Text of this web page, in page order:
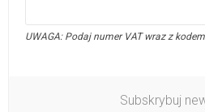
UWAGA: Podaj numer VAT wraz z
Subskrybuj